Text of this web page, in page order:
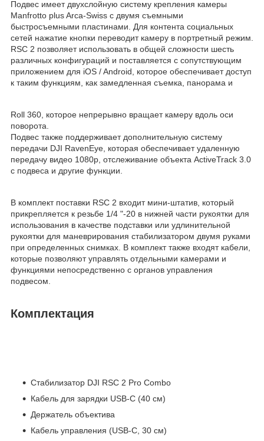
Подвес имеет двухслойную систему крепления камеры
Manfrotto plus Arca-Swiss с двумя съемными
быстросъемными пластинами. Для контента социальных
сетей нажатие кнопки переводит камеру в портретный режим.
RSC 2 позволяет использовать в общей сложности шесть
различных конфигураций и поставляется с сопутствующим
приложением для iOS / Android, которое обеспечивает доступ
к таким функциям, как замедленная съемка, панорама и
Roll 360, которое непрерывно вращает камеру вдоль оси
поворота.
Подвес также поддерживает дополнительную систему
передачи DJI RavenEye, которая обеспечивает удаленную
передачу видео 1080p, отслеживание объекта ActiveTrack 3.0
с подвеса и другие функции.
В комплект поставки RSC 2 входит мини-штатив, который
прикрепляется к резьбе 1/4 "-20 в нижней части рукоятки для
использования в качестве подставки или удлинительной
рукоятки для маневрирования стабилизатором двумя руками
при определенных снимках. В комплект также входят кабели,
которые позволяют управлять отдельными камерами и
функциями непосредственно с органов управления
подвесом.
Комплектация
Стабилизатор DJI RSC 2 Pro Combo
Кабель для зарядки USB-C (40 см)
Держатель объектива
Кабель управления (USB-C, 30 см)